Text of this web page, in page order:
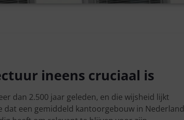
ineens cruciaal is
dan 2.500 jaar geleden, en die wijsheid lijkt
een gemiddeld kantoorgebouw in Nederland